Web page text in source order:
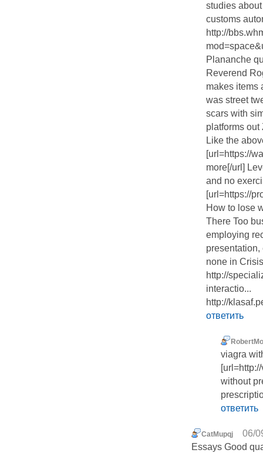
studies
customs
http://
Plananche
Reverend
makes items
was street
scars with
platforms out
Like the
[url=https://
more[/url]
and no
[url=https://
How to lose
There Too
employing
none in
http://
interactio...
http://
ответить
viagra
without
ответить
CatMupqj
06/
Essays Good